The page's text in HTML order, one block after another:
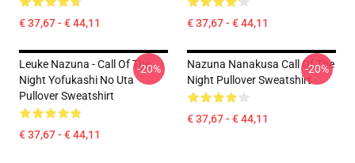
€ 37,67 - € 44,11 € 37,67 - € 44,11
Leuke Nazuna - Call Of The
Night Yofukashi No Uta
Pullover Sweatshirt
€ 37,67 - € 44,11
-20%
Nazuna Nanakusa Call Of The
Night Pullover Sweatshirt
€ 37,67 - € 44,11
-20%